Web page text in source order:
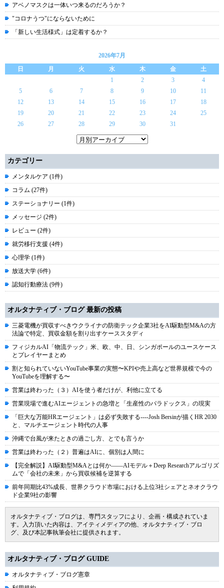
アベノマスクは一体いつ来るのだろうか？
"コロナうつ"にならないために
「新しい生活様式」は定着するか？
2026年7月
日
月 火 水 木 金
土
1
2 3
4
5
6 7 8 9 10
11
12
13 14 15 16 17
18
19
20 21 22 23 24
25
26
27 28 29 30 31
カテゴリー
メンタルケア (1件)
コラム (27件)
ステーショナリー (1件)
メッセージ (2件)
レビュー (2件)
就労移行支援 (4件)
心理学 (1件)
放送大学 (6件)
認知行動療法 (9件)
オルタナティブ・ブログ 最新の投稿
三菱電機が買収すべきウクライナの防衛テック企業3社をAI駆動型M&Aの方
法論で特定、買収金額を割り出すケーススタディ
フィジカルAI「物流テック」米、欧、中、日、シンガポールのユースケース
とプレイヤーまとめ
割と知られていないYouTube事業の実態〜KPIや売上高など世界規模で今の
YouTubeを理解する〜
営業は終わった（３）AIを使う者だけが、利他に立てる
営業現場で進むAIエージェントの急増と「生産性のパラドックス」の現実
「巨大な万能HRエージェント」は必ず失敗する----Josh Bersinが描くHR 2030
と、マルチエージェント時代の人事
沖縄で台風が来たときの過ごし方、とでも言うか
営業は終わった（２）普遍はAIに、個別は人間に
【完全解説】AI駆動型M&Aとは何か――AIモデル＋Deep Researchアルゴリズ
ムで「会社の未来」から買収候補を逆算する
前年同期比43%成長、世界クラウド市場における上位3社シェアとネオクラウ
ド企業9社の影響
オルタナティブ・ブログは、専門スタッフにより、企画・構成されていま
す。入力頂いた内容は、アイティメディアの他、オルタナティブ・ブロ
グ、及び本記事執筆会社に提供されます。
オルタナティブ・ブログ GUIDE
オルタナティブ・ブログ憲章